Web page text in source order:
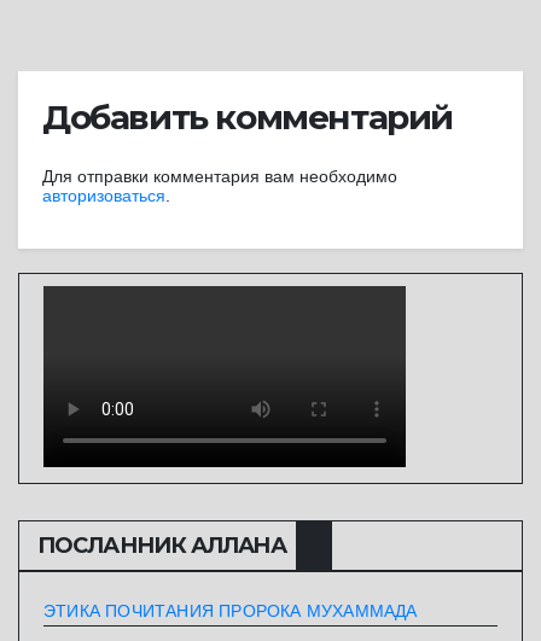
Добавить комментарий
Для отправки комментария вам необходимо
авторизоваться
ПОСЛАННИК АЛЛАHА
ЭТИКА ПОЧИТАНИЯ ПРОРОКА МУХАММАДА